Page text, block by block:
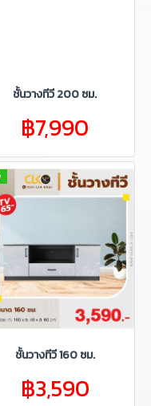
ชั้นวางทีวี 200 ซม.
฿7,990
ชั้นวางทีวี 160 ซม.
฿3,590